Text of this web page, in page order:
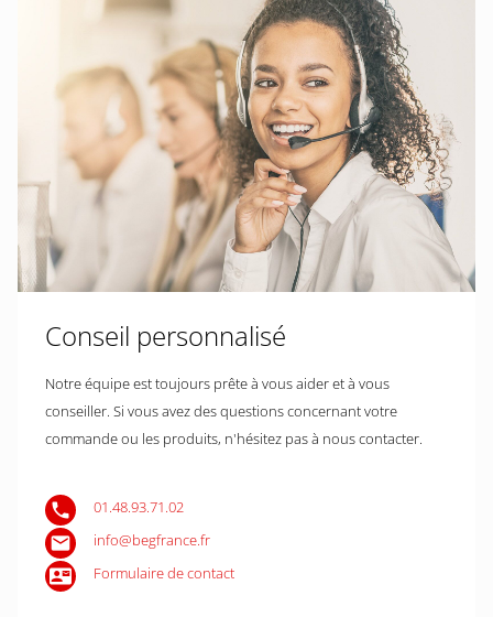
Conseil personnalisé
Notre équipe est toujours prête à vous aider et à vous
conseiller. Si vous avez des questions concernant votre
commande ou les produits, n'hésitez pas à nous contacter.
01.48.93.71.02
info@begfrance.fr
Formulaire de contact